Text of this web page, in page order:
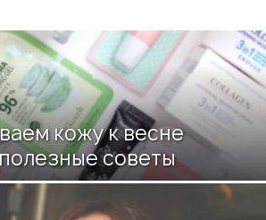
кожу к весне
советы